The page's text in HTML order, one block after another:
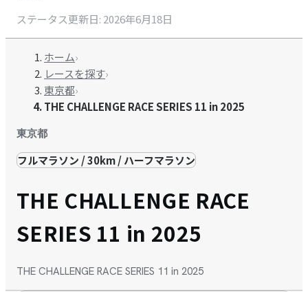
ステータス更新日: 2026年6月18日
ホーム›
レースを探す›
東京都›
THE CHALLENGE RACE SERIES 11 in 2025
東京都
フルマラソン / 30km / ハーフマラソン
THE CHALLENGE RACE
SERIES 11 in 2025
THE CHALLENGE RACE SERIES 11 in 2025